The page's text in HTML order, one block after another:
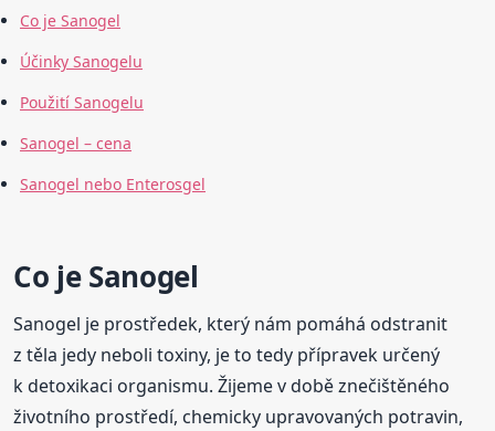
Co je Sanogel
Účinky Sanogelu
Použití Sanogelu
Sanogel – cena
Sanogel nebo Enterosgel
Co je Sanogel
Sanogel je prostředek, který nám pomáhá odstranit
z těla jedy neboli toxiny, je to tedy přípravek určený
k detoxikaci organismu. Žijeme v době znečištěného
životního prostředí, chemicky upravovaných potravin,